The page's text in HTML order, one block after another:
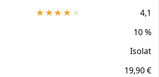
4,1
10 %
Isolat
19,90 €